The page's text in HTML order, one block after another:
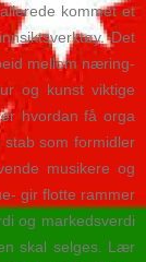
kommet et
Det
mellom næring-
og kunst viktige
hvordan få orga
som formidler
musikere og
gir flotte rammer
og markedsverdi
skal selges. Lær